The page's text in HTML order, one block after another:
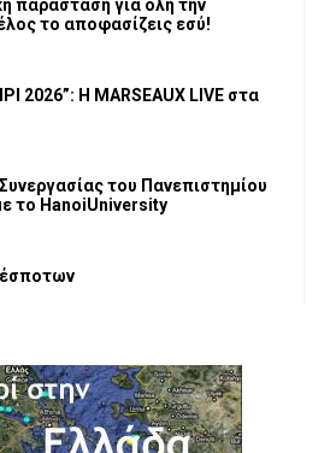
παράσταση για όλη την
το τέλος το αποφασίζεις εσύ!
2026”: Η MARSEAUX LIVE στα
του Πανεπιστημίου
το HanoiUniversity
της οδού Περιβόλι –